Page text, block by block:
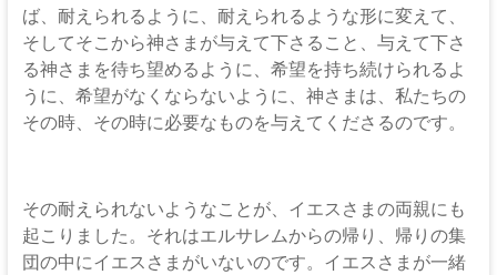
ば、耐えられるように、耐えられるような形に変えて、
そしてそこから神さまが与えて下さること、与えて下さ
る神さまを待ち望めるように、希望を持ち続けられるよ
うに、希望がなくならないように、神さまは、私たちの
その時、その時に必要なものを与えてくださるのです。
その耐えられないようなことが、イエスさまの両親にも
起こりました。それはエルサレムからの帰り、帰りの集
団の中にイエスさまがいないのです。イエスさまが一緒